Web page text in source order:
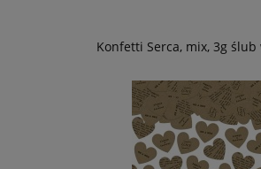
Konfetti Serca, mix, 3g ślub